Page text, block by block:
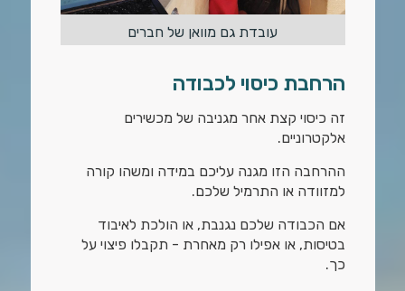
עובדת גם מוואן של חברים
הרחבת כיסוי לכבודה
זה כיסוי קצת אחר מגניבה של מכשירים
אלקטרוניים.
ההרחבה הזו מגנה עליכם במידה ומשהו קורה
למזוודה או התרמיל שלכם.
אם הכבודה שלכם נגנבת, או הולכת לאיבוד
בטיסות, או אפילו רק מאחרת - תקבלו פיצוי על
כך.